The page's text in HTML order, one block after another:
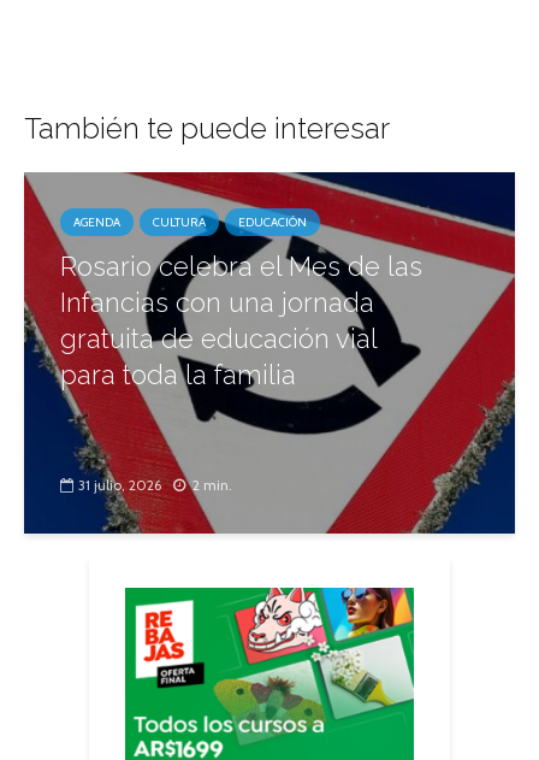
También te puede interesar
AGENDA CULTURA EDUCACIÓN
Rosario celebra el Mes de las
Infancias con una jornada
gratuita de educación vial
para toda la familia
31 julio, 2026 2 min.